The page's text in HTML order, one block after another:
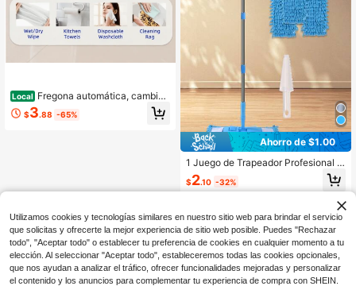
Local Fregona automática, cambio
de paño con un solo clic, estructura
de ABS resistente, diseño que ahorr
$3.88 -65%
Ahorro de $1.00
1 Juego de Trapeador Profesional d
e Microfibra Húmedo & Seco - Limp
ia Manchas, Seca Agua, Elimina Pol
a Máquina y Reemplazable (Materi
al de Chenille), Mango Ajustable de
51 Pulgadas, Adecuado para Mader
a Dura, Baldosa, Laminado, Mármol
- Hogar Cocina Baño, Trapeador de
Piso del Hogar, 1/2/3 Cabezales de
Trapeador Opcionales.
$2.10 -32%
Utilizamos cookies y tecnologías similares en nuestro sitio web para brindar el servicio
que solicitas y ofrecerte la mejor experiencia de sitio web posible. Puedes "Rechazar
todo", "Aceptar todo" o establecer tu preferencia de cookies en cualquier momento a tu
elección. Al seleccionar "Aceptar todo", estableceremos todas las cookies opcionales,
que nos ayudan a analizar el tráfico, ofrecer funcionalidades mejoradas y personalizar
el contenido y los anuncios para complementar tu experiencia de compra con SHEIN.